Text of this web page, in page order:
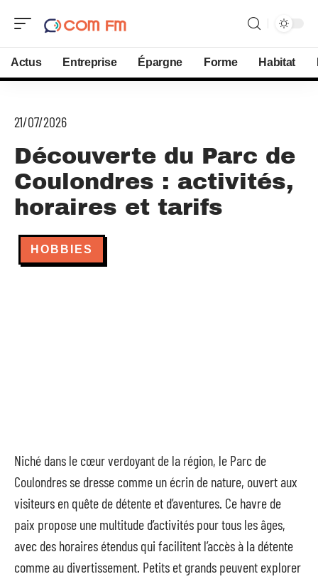
Actus Entreprise Épargne Forme Habitat
21/07/2026
Découverte du Parc de
Coulondres : activités,
horaires et tarifs
HOBBIES
Niché dans le cœur verdoyant de la région, le Parc de
Coulondres se dresse comme un écrin de nature, ouvert aux
visiteurs en quête de détente et d’aventures. Ce havre de
paix propose une multitude d’activités pour tous les âges,
avec des horaires étendus qui facilitent l’accès à la détente
comme au divertissement. Petits et grands peuvent explorer